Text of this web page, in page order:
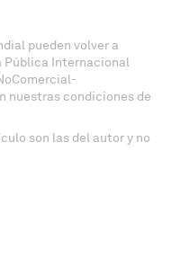
pueden volver a
Pública Internacional
nuestras condiciones de
son las del autor y no